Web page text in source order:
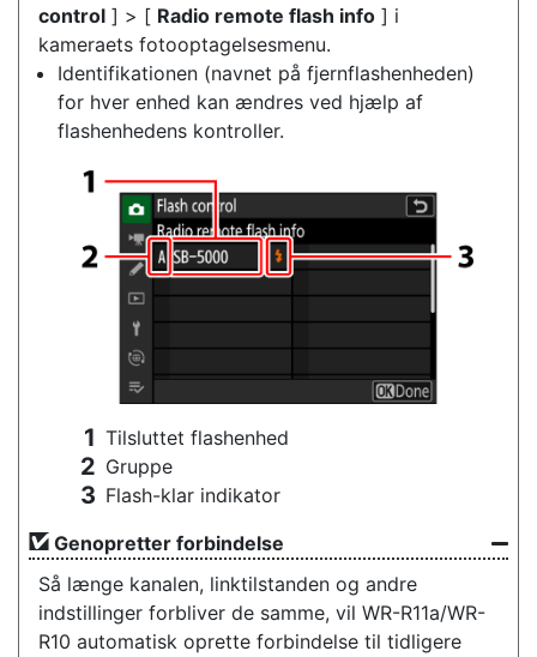
control ] > [ Radio remote flash info ] i
kameraets fotooptagelsesmenu.
Identifikationen (navnet på fjernflashenheden)
for hver enhed kan ændres ved hjælp af
flashenhedens kontroller.
Tilsluttet flashenhed
Gruppe
Flash-klar indikator
Genopretter forbindelse
Så længe kanalen, linktilstanden og andre
indstillinger forbliver de samme, vil WR-R11a/WR-
R10 automatisk oprette forbindelse til tidligere